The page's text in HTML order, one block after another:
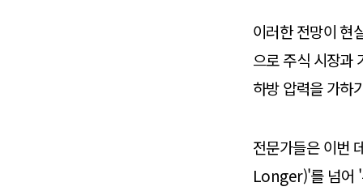
이러한 전망이 현
으로 주식 시장과
하방 압력을 가하
전문가들은 이번
Longer)'를 넘어 '